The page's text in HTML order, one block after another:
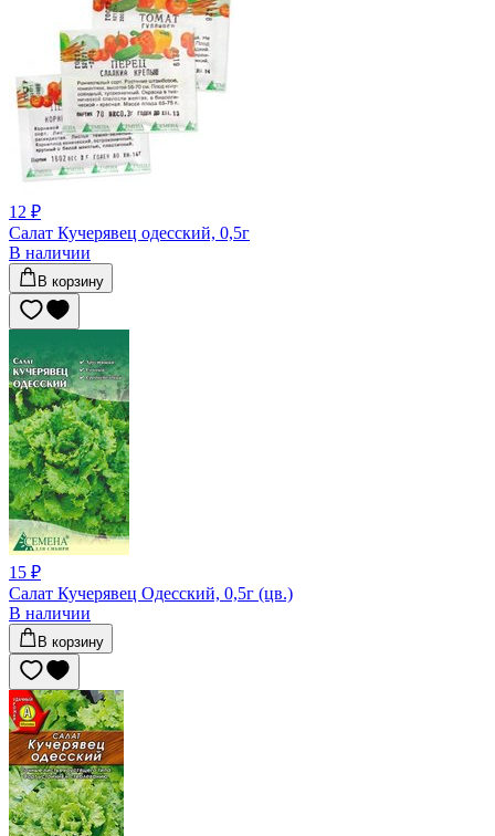
12 ₽
Салат Кучерявец одесский, 0,5г
В наличии
В корзину
15 ₽
Салат Кучерявец Одесский, 0,5г (цв.)
В наличии
В корзину